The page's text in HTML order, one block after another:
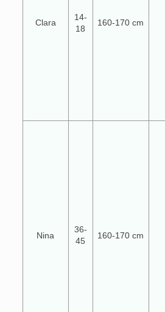
Clara
14-
18
160-170 cm
Nina
36-
45
160-170 cm